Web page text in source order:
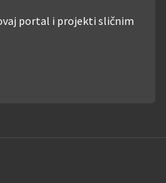
portal i projekti sličnim